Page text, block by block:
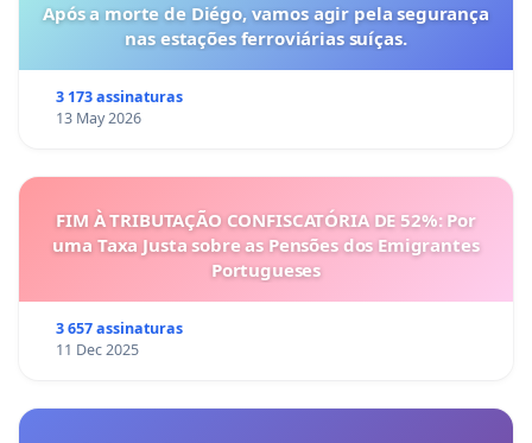
Após a morte de Diégo, vamos agir pela segurança
nas estações ferroviárias suíças.
3 173 assinaturas
13 May 2026
FIM À TRIBUTAÇÃO CONFISCATÓRIA DE 52%: Por
uma Taxa Justa sobre as Pensões dos Emigrantes
Portugueses
3 657 assinaturas
11 Dec 2025